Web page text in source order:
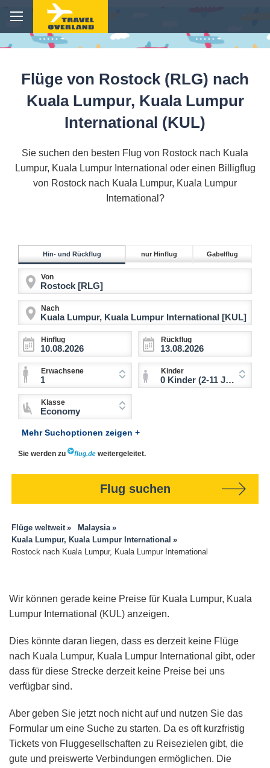
Flüge von Rostock (RLG) nach
Kuala Lumpur, Kuala Lumpur
International (KUL)
Sie suchen den besten Flug von Rostock nach Kuala
Lumpur, Kuala Lumpur International oder einen Billigflug
von Rostock nach Kuala Lumpur, Kuala Lumpur
International?
Hin- und Rückflug nur Hinflug Gabelflug
Von
Nach
Hinflug Rückflug
Erwachsene
1
Kinder
0 Kinder (2-11 Jahre)
Klasse
Economy
Mehr Suchoptionen zeigen +
Sie werden zu weitergeleitet.
Flug suchen
Flüge weltweit
Malaysia
Kuala Lumpur, Kuala Lumpur International
Rostock nach Kuala Lumpur, Kuala Lumpur International
Wir können gerade keine Preise für Kuala Lumpur, Kuala
Lumpur International (KUL) anzeigen.
Dies könnte daran liegen, dass es derzeit keine Flüge
nach Kuala Lumpur, Kuala Lumpur International gibt, oder
dass für diese Strecke derzeit keine Preise bei uns
verfügbar sind.
Aber geben Sie jetzt noch nicht auf und nutzen Sie das
Formular um eine Suche zu starten. Da es oft kurzfristig
Tickets von Fluggesellschaften zu Reisezielen gibt, die
gute und preiswerte Verbindungen ermöglichen. Die